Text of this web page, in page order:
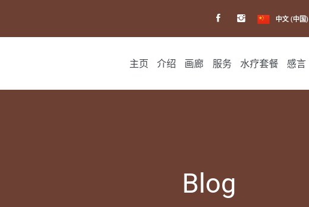
中文 (中国)
한국어
主页 介绍 画廊 服务 水疗套餐 感言
Blog